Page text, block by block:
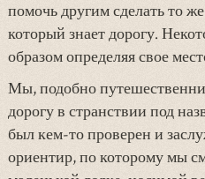
помочь другим сделать то
который знает дорогу.
образом определяя свое
Мы, подобно
дорогу в странствии под
был кем-то проверен и
ориентир, по которому мы